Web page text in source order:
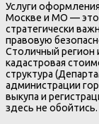
Услуги
Москве и МО — это
стратегически
правовую
Столичный регион
кадастровая
структура
администрации
выкупа и
здесь не обойтись.